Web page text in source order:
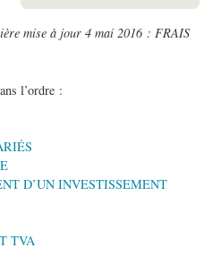
mise à jour 4 mai 2016 : FRAIS
l’ordre :
D’UN INVESTISSEMENT
TVA